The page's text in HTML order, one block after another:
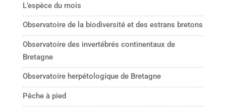
L’espèce du mois
Observatoire de la biodiversité et des estrans bretons
Observatoire des invertébrés continentaux de
Bretagne
Observatoire herpétologique de Bretagne
Pêche à pied